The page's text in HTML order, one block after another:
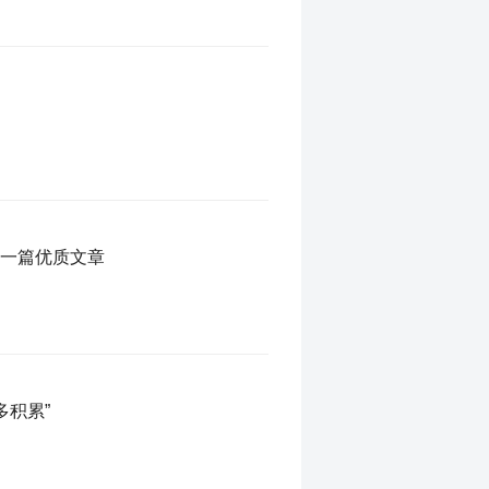
篇优质文章
积累”